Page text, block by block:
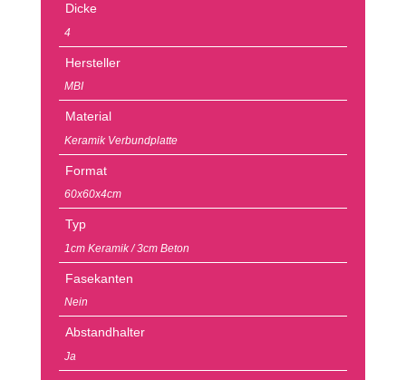
Dicke
4
Hersteller
MBI
Material
Keramik Verbundplatte
Format
60x60x4cm
Typ
1cm Keramik / 3cm Beton
Fasekanten
Nein
Abstandhalter
Ja